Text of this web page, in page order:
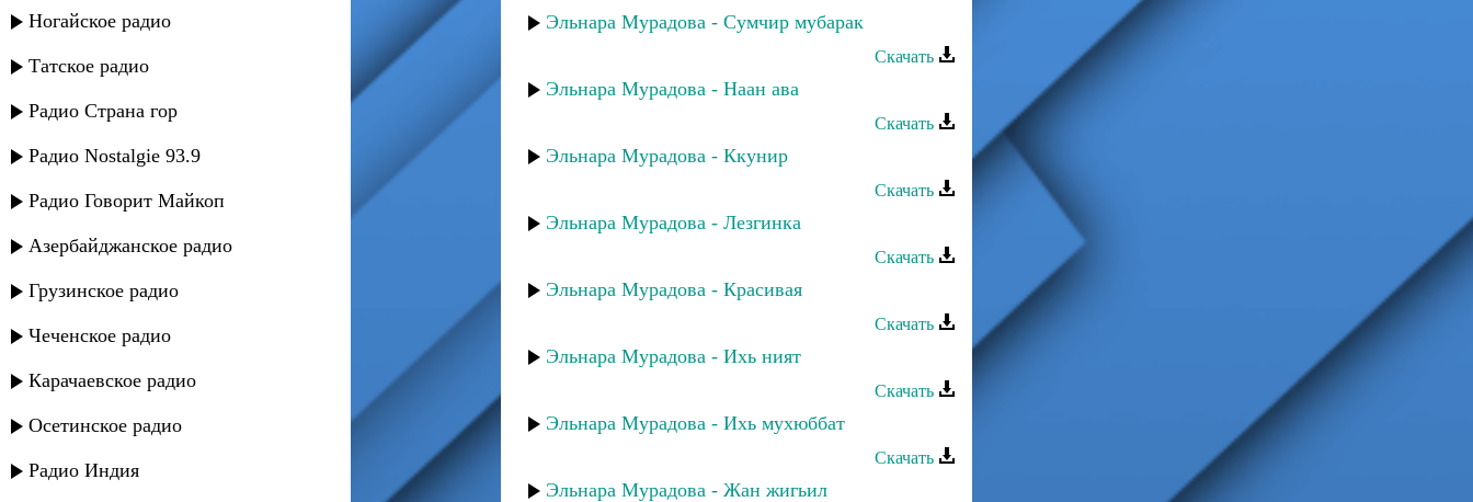
Ногайское радио
Татское радио
Радио Страна гор
Радио Nostalgie 93.9
Радио Говорит Майкоп
Азербайджанское радио
Грузинское радио
Чеченское радио
Карачаевское радио
Осетинское радио
Радио Индия
Эльнара Мурадова - Сумчир мубарак
Скачать
Эльнара Мурадова - Наан ава
Скачать
Эльнара Мурадова - Ккунир
Скачать
Эльнара Мурадова - Лезгинка
Скачать
Эльнара Мурадова - Красивая
Скачать
Эльнара Мурадова - Ихь ният
Скачать
Эльнара Мурадова - Ихь мухюббат
Скачать
Эльнара Мурадова - Жан жигьил